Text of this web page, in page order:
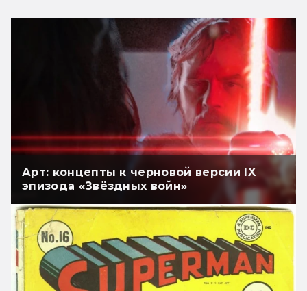
Арт: концепты к черновой версии IX
эпизода «Звёздных войн»